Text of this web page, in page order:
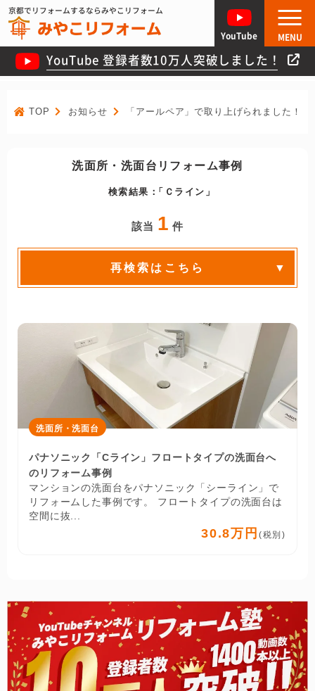
京都でリフォームするならみやこリフォーム
YouTube 登録者数10万人突破しました！
YouTube MENU
TOP お知らせ 「アールペア」で取り上げられました！
洗面所・洗面台リフォーム事例
検索結果： Ｃライン
該当 1 件
再検索はこちら
洗面所・洗面台
パナソニック「Cライン」フロートタイプの洗面台へ
のリフォーム事例
マンションの洗面台をパナソニック「シーライン」で
リフォームした事例です。 フロートタイプの洗面台は
空間に抜...
30.8万円 (税別)